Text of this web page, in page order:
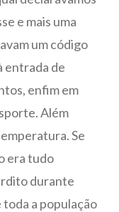
e mais uma
um código
entrada de
enfim em
Além
Se
era tudo
durante
toda a população